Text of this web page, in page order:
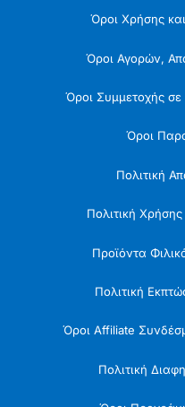
Όροι Χρήσης
Όροι Αγορών,
Όροι Συμμετοχής σε
Όροι
Πολιτική
Πολιτική
Προϊόντα
Πολιτική
Όροι Affiliate
Πολιτική